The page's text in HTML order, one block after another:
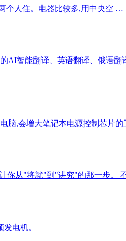
个人住。电器比较多,用中央空 …
智能翻译、英语翻译、俄语翻
脑,会增大笔记本电源控制芯片
你从"将就"到"讲究"的那一步。
电机。